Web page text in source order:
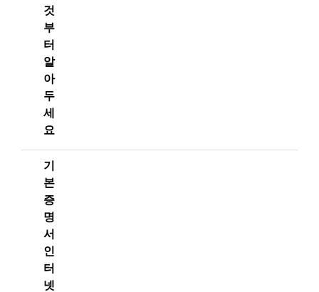
것
부
터
알
아
두
세
요
기
본
증
명
서
인
터
넷